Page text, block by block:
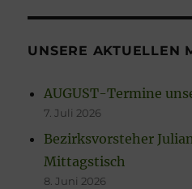
UNSERE AKTUELLEN
AUGUST-Termine
7. Juli 2026
Bezirksvorsteher
Mittagstisch
8. Juni 2026